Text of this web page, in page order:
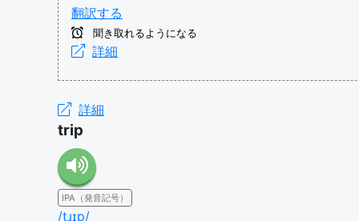
翻訳する
聞き取れるようになる
詳細
詳細
trip
IPA（発音記号）
/tɹɪp/